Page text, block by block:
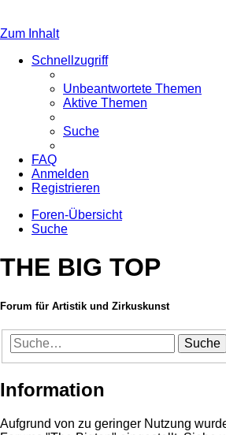
Zum Inhalt
Schnellzugriff
Unbeantwortete Themen
Aktive Themen
Suche
FAQ
Anmelden
Registrieren
Foren-Übersicht
Suche
THE BIG TOP
Forum für Artistik und Zirkuskunst
Suche
Information
Aufgrund von zu geringer Nutzung